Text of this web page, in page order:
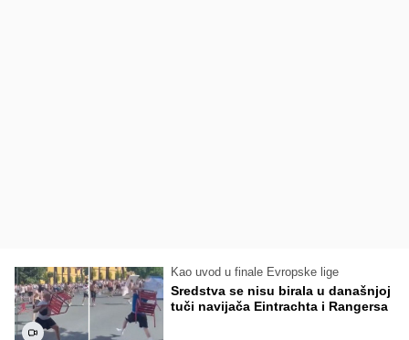
Kao uvod u finale Evropske lige
Sredstva se nisu birala u današnjoj
tuči navijača Eintrachta i Rangersa